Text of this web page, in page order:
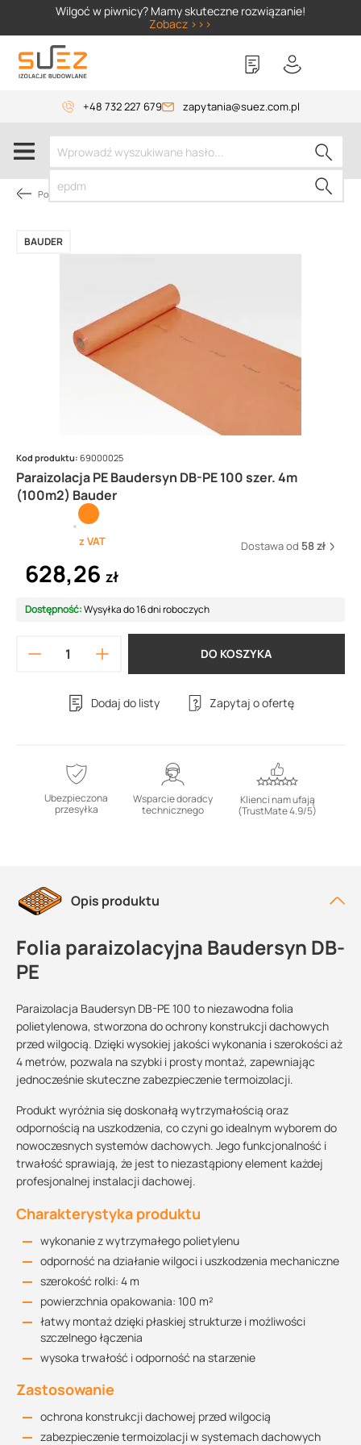
Wilgoć w piwnicy? Mamy skuteczne rozwiązanie!
Zobacz >>>
+48 732 227 679 zapytania@suez.com.pl
Pokrycie dachów płaskich
Paraizolacja PE Baudersyn DB-PE 100 szer. 4m
(100m2) Bauder
BAUDER
Kod produktu: 69000025
z VAT Dostawa od 58 zł
628,26 zł
Dostępność:Wysyłka do 16 dni roboczych
DO KOSZYKA
Dodaj do listy Zapytaj o ofertę
Ubezpieczona
przesyłka
Wsparcie doradcy
technicznego
Klienci nam ufają
(TrustMate 4.9/5)
Opis produktu
Folia paraizolacyjna Baudersyn DB-
PE
Paraizolacja Baudersyn DB-PE 100 to niezawodna folia
polietylenowa, stworzona do ochrony konstrukcji dachowych
przed wilgocią. Dzięki wysokiej jakości wykonania i szerokości aż
4 metrów, pozwala na szybki i prosty montaż, zapewniając
jednocześnie skuteczne zabezpieczenie termoizolacji.
Produkt wyróżnia się doskonałą wytrzymałością oraz
odpornością na uszkodzenia, co czyni go idealnym wyborem do
nowoczesnych systemów dachowych. Jego funkcjonalność i
trwałość sprawiają, że jest to niezastąpiony element każdej
profesjonalnej instalacji dachowej.
Charakterystyka produktu
wykonanie z wytrzymałego polietylenu
odporność na działanie wilgoci i uszkodzenia mechaniczne
szerokość rolki: 4 m
powierzchnia opakowania: 100 m²
łatwy montaż dzięki płaskiej strukturze i możliwości
szczelnego łączenia
wysoka trwałość i odporność na starzenie
Zastosowanie
ochrona konstrukcji dachowej przed wilgocią
zabezpieczenie termoizolacji w systemach dachowych